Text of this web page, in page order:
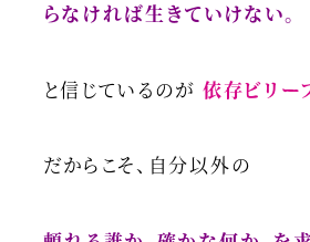
らなければ生きていけない。
と信じているのが 依存ビリー
だからこそ、自分以外の